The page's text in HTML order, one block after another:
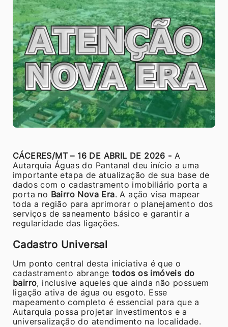
CÁCERES/MT – 16 DE ABRIL DE 2026 - A
Autarquia Águas do Pantanal deu início a uma
importante etapa de atualização de sua base de
dados com o cadastramento imobiliário porta a
porta no Bairro Nova Era. A ação visa mapear
toda a região para aprimorar o planejamento dos
serviços de saneamento básico e garantir a
regularidade das ligações.
Cadastro Universal
Um ponto central desta iniciativa é que o
cadastramento abrange todos os imóveis do
bairro, inclusive aqueles que ainda não possuem
ligação ativa de água ou esgoto. Esse
mapeamento completo é essencial para que a
Autarquia possa projetar investimentos e a
universalização do atendimento na localidade.